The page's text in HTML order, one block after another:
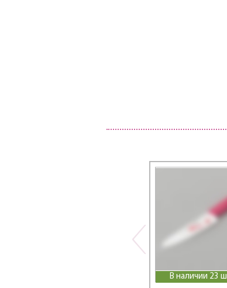
В наличии 23